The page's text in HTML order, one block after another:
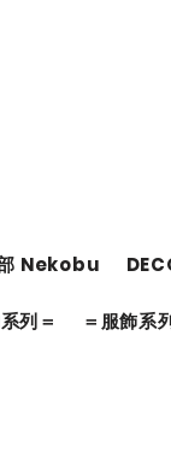
Nekobu
列＝ ＝服飾系